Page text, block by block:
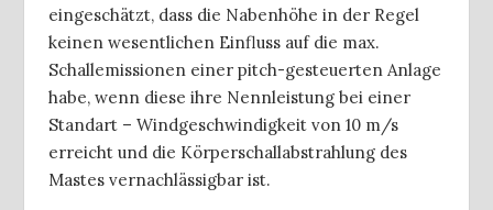
eingeschätzt, dass die Nabenhöhe in der Regel
keinen wesentlichen Einfluss auf die max.
Schallemissionen einer pitch-gesteuerten Anlage
habe, wenn diese ihre Nennleistung bei einer
Standart – Windgeschwindigkeit von 10 m/s
erreicht und die Körperschallabstrahlung des
Mastes vernachlässigbar ist.